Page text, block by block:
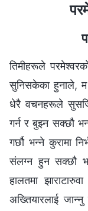
तिमीहरूले
सुनिसकेका हुनाले,
धेरै वचनहरूले
गर्न र बुझ्‍न सक्छौ
गर्छौ भन्‍ने कुरामा
संलग्‍न हुन सक्छौ
हालतमा
अख्तियारलाई